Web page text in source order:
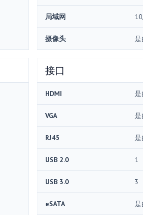
局域网
摄像头 是
接口
HDMI 是
VGA 是
RJ45 是
USB 2.0 1
USB 3.0 3
eSATA 是